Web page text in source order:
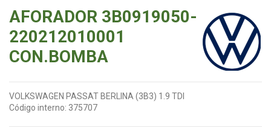
AFORADOR 3B0919050-
220212010001
CON.BOMBA
VOLKSWAGEN PASSAT BERLINA (3B3) 1.9 TDI
Código interno: 375707